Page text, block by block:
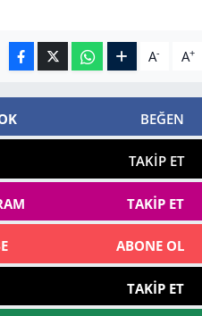
A- A+
BEĞEN
TAKIP ET
TAKIP ET
ABONE OL
TAKIP ET